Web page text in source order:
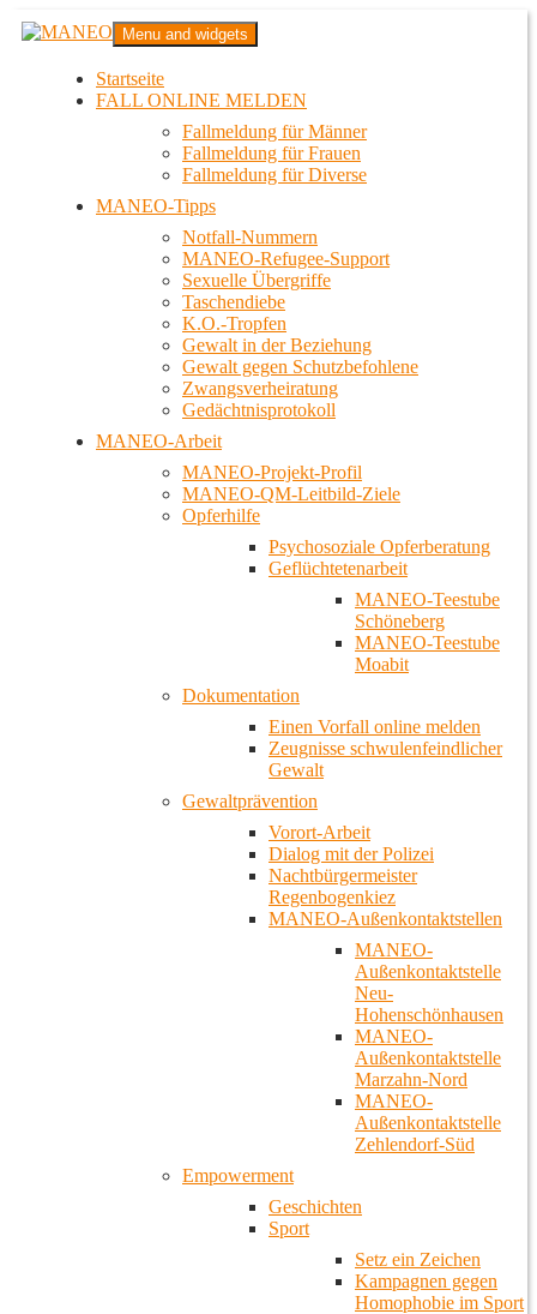
Zum
InhaltMANEO
Das schwule Anti-Gewalt-Projekt in Berlin
Menu and widgets
Startseite
FALL ONLINE MELDEN
Fallmeldung für Männer
Fallmeldung für Frauen
Fallmeldung für Diverse
MANEO-Tipps
Notfall-Nummern
MANEO-Refugee-Support
Sexuelle Übergriffe
Taschendiebe
K.O.-Tropfen
Gewalt in der Beziehung
Gewalt gegen Schutzbefohlene
Zwangsverheiratung
Gedächtnisprotokoll
MANEO-Arbeit
MANEO-Projekt-Profil
MANEO-QM-Leitbild-Ziele
Opferhilfe
Psychosoziale Opferberatung
Geflüchtetenarbeit
MANEO-Teestube
Schöneberg
MANEO-Teestube
Moabit
Dokumentation
Einen Vorfall online melden
Zeugnisse schwulenfeindlicher
Gewalt
Gewaltprävention
Vorort-Arbeit
Dialog mit der Polizei
Nachtbürgermeister
Regenbogenkiez
MANEO-Außenkontaktstellen
MANEO-
Außenkontaktstelle
Neu-
Hohenschönhausen
MANEO-
Außenkontaktstelle
Marzahn-Nord
MANEO-
Außenkontaktstelle
Zehlendorf-Süd
Empowerment
Geschichten
Sport
Setz ein Zeichen
Kampagnen gegen
Homophobie im Sport